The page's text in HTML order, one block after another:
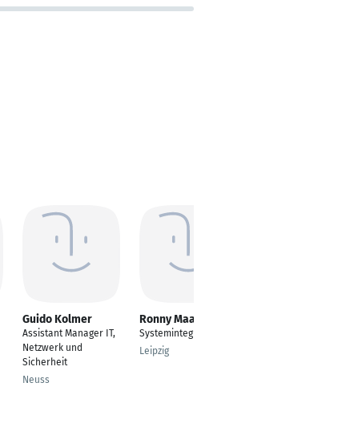
Guido Kolmer
Assistant Manager IT,
Netzwerk und
Sicherheit
Neuss
Ronny Maaß
Systemintegration
Leipzig